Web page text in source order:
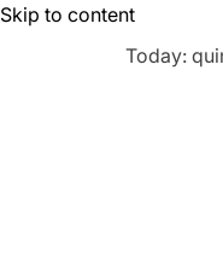
Skip to content
Today: